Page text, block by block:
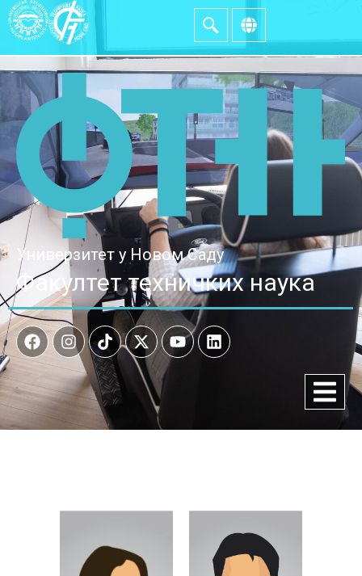
Универзитет у Новом Саду
Факултет техничких наука